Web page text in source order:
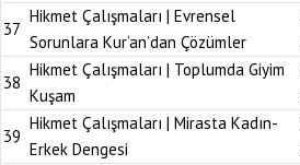
37
Hikmet Çalışmaları | Evrensel
Sorunlara Kur’an’dan Çözümler
38
Hikmet Çalışmaları | Toplumda Giyim
Kuşam
39
Hikmet Çalışmaları | Mirasta Kadın-
Erkek Dengesi